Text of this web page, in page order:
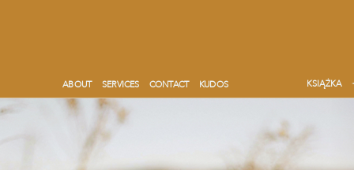
ABOUT SERVICES CONTACT KUDOS KSIĄŻKA